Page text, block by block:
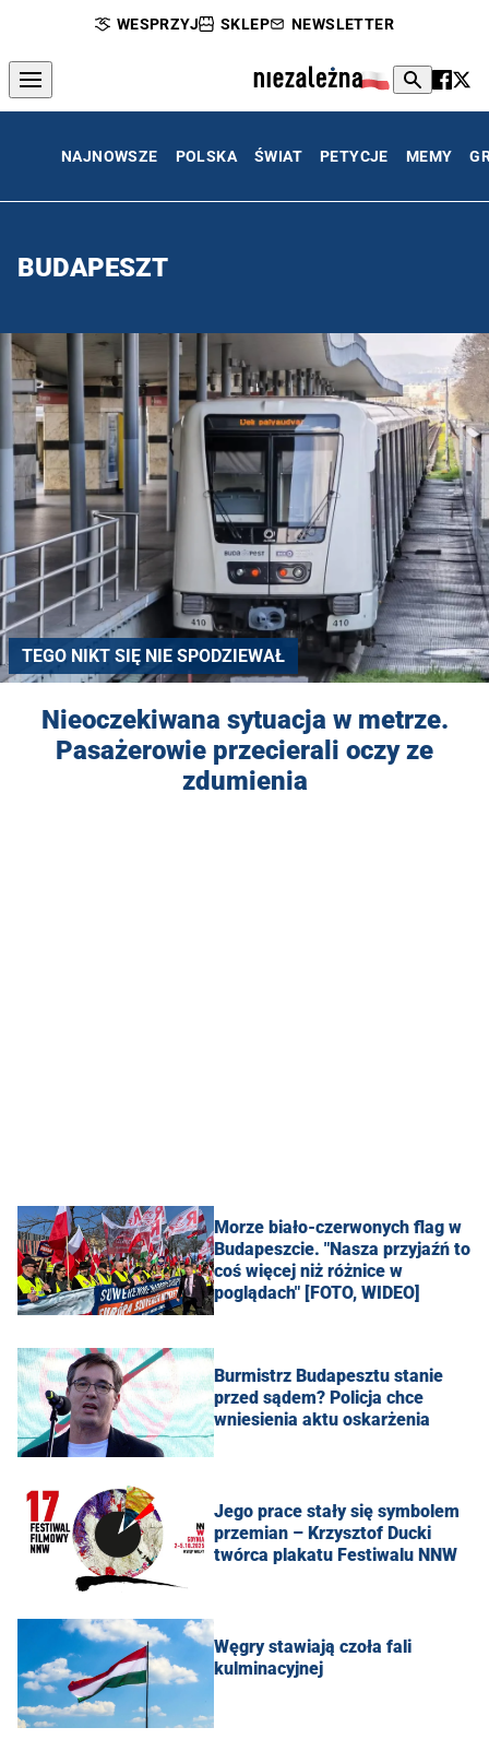
WESPRZYJ SKLEP NEWSLETTER
NAJNOWSZE POLSKA ŚWIAT PETYCJE MEMY
BUDAPESZT
TEGO NIKT SIĘ NIE SPODZIEWAŁ
Nieoczekiwana sytuacja w metrze.
Pasażerowie przecierali oczy ze
zdumienia
Morze biało-czerwonych flag w
Budapeszcie. "Nasza przyjaźń to
coś więcej niż różnice w
poglądach" [FOTO, WIDEO]
Burmistrz Budapesztu stanie
przed sądem? Policja chce
wniesienia aktu oskarżenia
Jego prace stały się symbolem
przemian – Krzysztof Ducki
twórca plakatu Festiwalu NNW
Węgry stawiają czoła fali
kulminacyjnej